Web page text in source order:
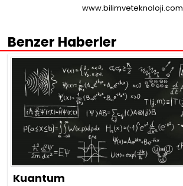
www.bilimveteknoloji.com
Benzer Haberler
Kuantum